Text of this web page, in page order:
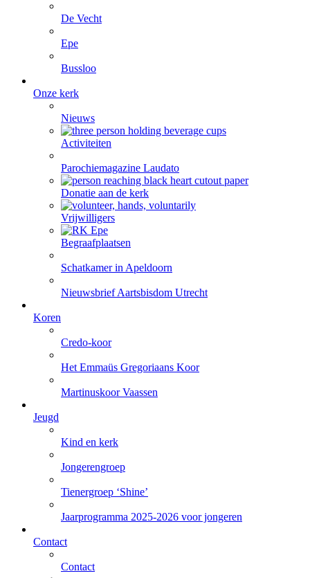
De Vecht
Epe
Bussloo
Onze kerk
Nieuws
Activiteiten
Parochiemagazine Laudato
Donatie aan de kerk
Vrijwilligers
Begraafplaatsen
Schatkamer in Apeldoorn
Nieuwsbrief Aartsbisdom Utrecht
Koren
Credo-koor
Het Emmaüs Gregoriaans Koor
Martinuskoor Vaassen
Jeugd
Kind en kerk
Jongerengroep
Tienergroep ‘Shine’
Jaarprogramma 2025-2026 voor jongeren
Contact
Contact